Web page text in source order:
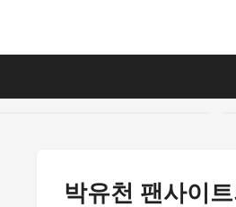
박유천 팬사이